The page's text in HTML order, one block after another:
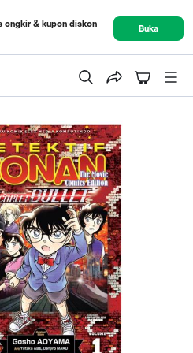
ongkir & kupon diskon
Buka